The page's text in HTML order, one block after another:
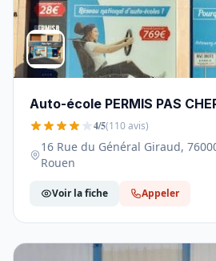
Auto-école PERMIS PAS
4/5(110 avis)
16 Rue du Général Giraud,
Rouen
Voir la fiche Appeler